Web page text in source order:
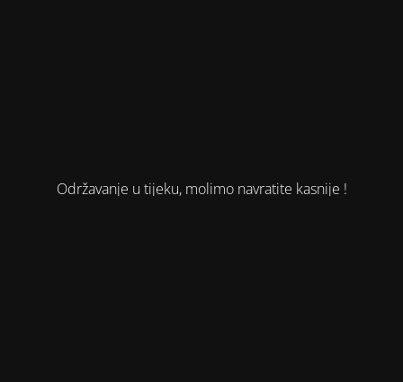
Održavanje u tijeku, molimo navratite kasnije !